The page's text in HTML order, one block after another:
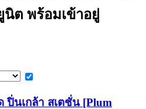
นิต พร้อมเข้าอยู่
นเกล้า สเตชั่น [Plum